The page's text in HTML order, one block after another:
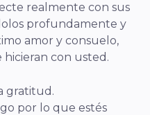
realmente con sus
profundamente y
amor y consuelo,
con usted.
gratitud.
por lo que estés